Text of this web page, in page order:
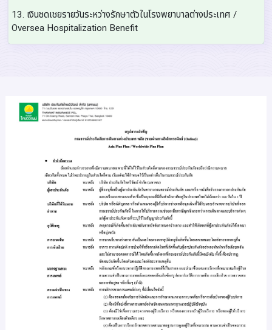
13. เงินชดเชยรายวันระหว่างรักษาตัวในโรงพยาบาลต่างประเทศ /
Oversea Hospitalization Benefit